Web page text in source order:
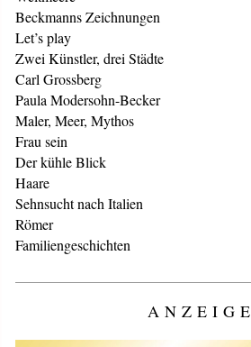
Beckmanns Zeichnungen
Let’s play
Zwei Künstler, drei Städte
Carl Grossberg
Paula Modersohn-Becker
Maler, Meer, Mythos
Frau sein
Der kühle Blick
Haare
Sehnsucht nach Italien
Römer
Familiengeschichten
ANZEIGE